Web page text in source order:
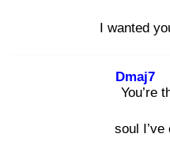
I wanted
Yo
Dmaj7
u’re
soul